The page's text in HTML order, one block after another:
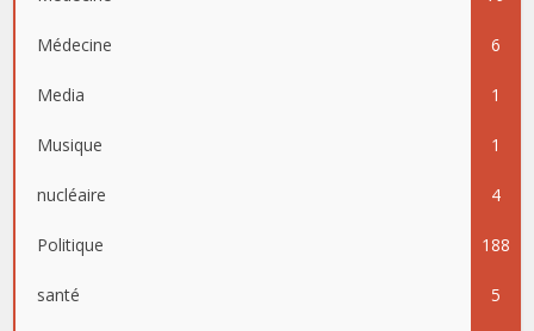
Médecine 6
Media 1
Musique 1
nucléaire 4
Politique 188
santé 5